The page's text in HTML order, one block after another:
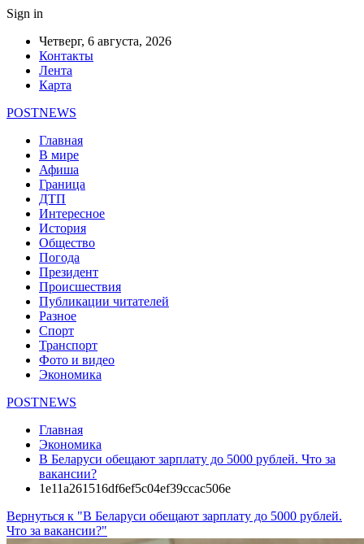
Sign in
Четверг, 6 августа, 2026
Контакты
Лента
Карта
POSTNEWS
Главная
В мире
Афиша
Граница
ДТП
Интересное
История
Общество
Погода
Президент
Происшествия
Публикации читателей
Разное
Спорт
Транспорт
Фото и видео
Экономика
POSTNEWS
Главная
Экономика
В Беларуси обещают зарплату до 5000 рублей. Что за
вакансии?
1e11a261516df6ef5c04ef39ccac506e
Вернуться к "В Беларуси обещают зарплату до 5000 рублей.
Что за вакансии?"